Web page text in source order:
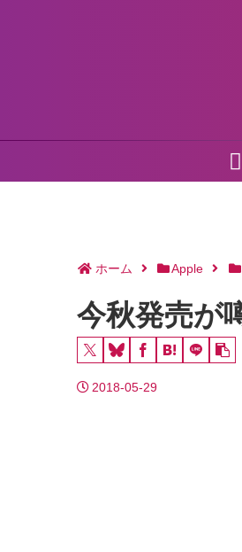
ホーム Apple
今秋発売が
2018-05-29